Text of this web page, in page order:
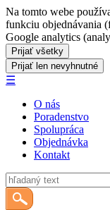
Na tomto webe
funkciu objednávania
Google analytics
☰
O nás
Poradenstvo
Spolupráca
Objednávka
Kontakt